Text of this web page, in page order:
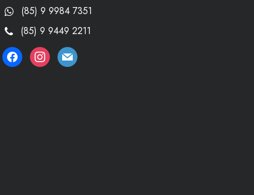
(85) 9 9984 7351
(85) 9 9449 2211
facebookinstagram
mail